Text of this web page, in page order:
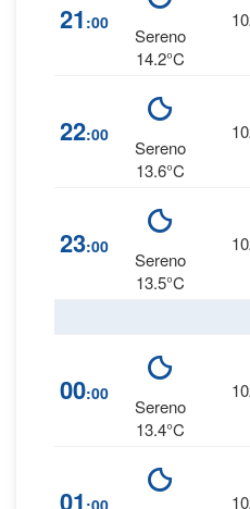
21 :00
Sereno
14.2°C
22:00
Sereno
13.6°C
23:00
Sereno
13.5°C
00:00
Sereno
13.4°C
01 :00